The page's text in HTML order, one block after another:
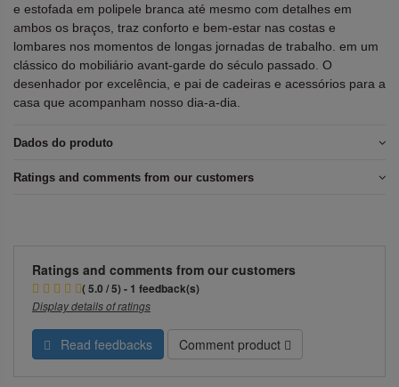
e estofada em polipele branca até mesmo com detalhes em
ambos os braços, traz conforto e bem-estar nas costas e
lombares nos momentos de longas jornadas de trabalho. em um
clássico do mobiliário avant-garde do século passado. O
desenhador por excelência, e pai de cadeiras e acessórios para a
casa que acompanham nosso dia-a-dia.
Dados do produto
Ratings and comments from our customers
Ratings and comments from our customers
( 5.0 / 5) - 1 feedback(s)
Display details of ratings
Read feedbacks Comment product